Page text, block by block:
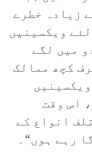
زیادہ خطرے
ویکسینیں
میں لگے
کچھ ممالک
اس وقت
انواع کے
رہے ہوں“۔